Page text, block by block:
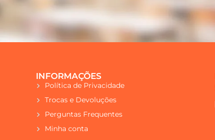
INFORMAÇÕES
Política de Privacidade
Trocas e Devoluções
Perguntas Frequentes
Minha conta